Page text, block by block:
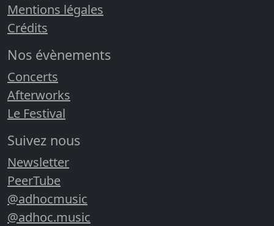
Mentions légales
Crédits
Nos évènements
Concerts
Afterworks
Le Festival
Suivez nous
Newsletter
PeerTube
@adhocmusic
@adhoc.music